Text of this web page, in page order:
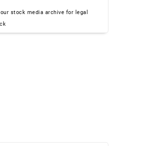
our stock media archive for legal